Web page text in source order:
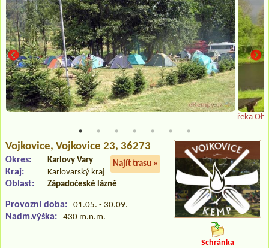
řeka
Vojkovice, Vojkovice 23, 36273
Najít trasu »
Okres: Karlovy Vary
Kraj: Karlovarský kraj
Oblast: Západočeské lázně
Provozní doba: 01.05. - 30.09.
Nadm.výška: 430 m.n.m.
Schránka